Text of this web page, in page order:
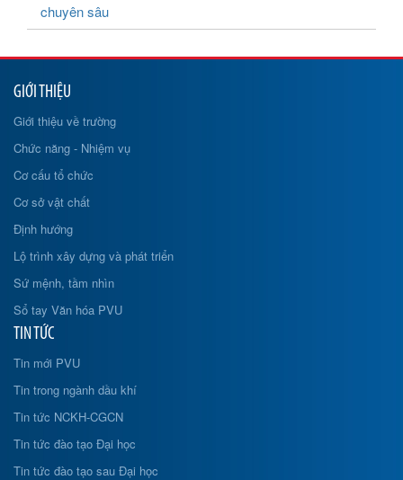
chuyên sâu
GIỚI THIỆU
Giới thiệu về trường
Chức năng - Nhiệm vụ
Cơ cấu tổ chức
Cơ sở vật chất
Định hướng
Lộ trình xây dựng và phát triển
Sứ mệnh, tầm nhìn
Sổ tay Văn hóa PVU
TIN TỨC
Tin mới PVU
Tin trong ngành dầu khí
Tin tức NCKH-CGCN
Tin tức đào tạo Đại học
Tin tức đào tạo sau Đại học